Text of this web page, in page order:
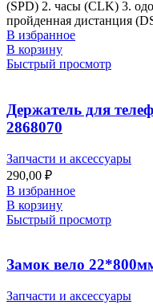
(SPD) 2. часы (CLK) 3.
пройденная дистанция
В избранное
В корзину
Быстрый просмотр
Держатель для
2868070
Запчасти и аксессуары
290,00 ₽
В избранное
В корзину
Быстрый просмотр
Замок вело
Запчасти и аксессуары